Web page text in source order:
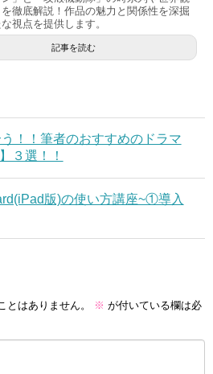
徹底解説！作品の魅力と関係性を深掘
視点を提供します。
記事を読む
！！筆者のおすすめのドラマ
３選！！
版)の使い方講座~①導入
とはありません。 ※ が付いている欄は必